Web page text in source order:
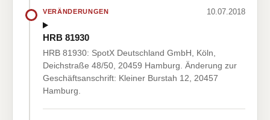
VERÄNDERUNGEN 10.07.2018
HRB 81930
HRB 81930: SpotX Deutschland GmbH, Köln,
Deichstraße 48/50, 20459 Hamburg. Änderung zur
Geschäftsanschrift: Kleiner Burstah 12, 20457
Hamburg.